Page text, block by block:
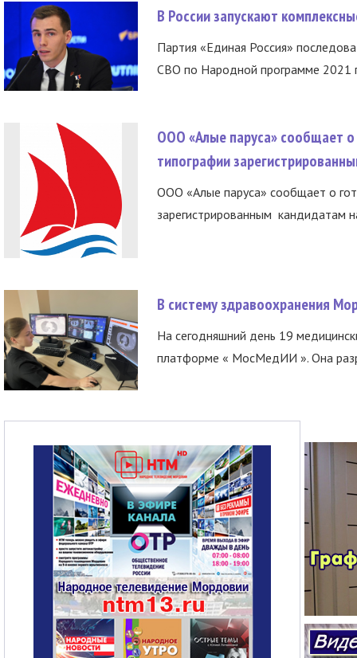
В России запускают
Партия «Единая Россия»
СВО по Народной программе 2021
ООО «Алые паруса» сообщает о
типографии
ООО «Алые паруса» сообщает о
зарегистрированным кандидатам
В систему здравоохранения
На сегодняшний день 19
платформе « МосМедИИ ». Она